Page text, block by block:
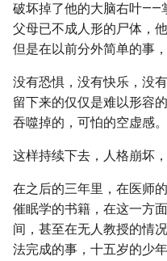
破坏掉了他的大脑右叶——
父母已不成人形的尸体，
但是在以前分外简单的事
没有恐惧，没有快乐，没
留下来的仅仅是难以形容
吞噬掉的，可怕的空虚感。
这样持续下去，人格崩坏
在之后的三年里，在医师
催眠学的书籍，在这一方
间，甚至在无人教授的情
法完成的事，十五岁的少